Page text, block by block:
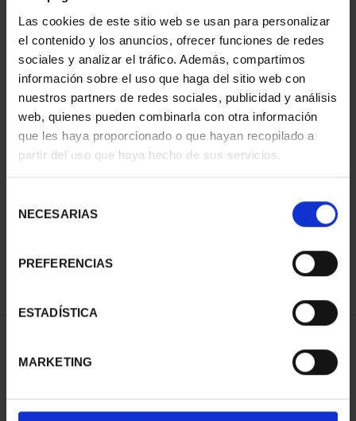
Las cookies de este sitio web se usan para personalizar
el contenido y los anuncios, ofrecer funciones de redes
sociales y analizar el tráfico. Además, compartimos
información sobre el uso que haga del sitio web con
nuestros partners de redes sociales, publicidad y análisis
web, quienes pueden combinarla con otra información
que les haya proporcionado o que hayan recopilado a
partir del uso que haya hecho de sus servicios.
NECESARIAS
PREFERENCIAS
ESTADÍSTICA
MARKETING
CIUDADES PATRIMONIO
DE LA HUMANIDAD
1.095,00 €
SUSCRIPCIÓN CIUDADES
PATRIMONIO DE LA
1.095,00 €
Sólo para usuarios
registrados